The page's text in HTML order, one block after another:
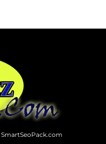
SmartSeoPack.com